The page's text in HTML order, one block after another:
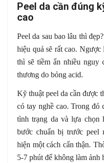
Peel da cần đúng
cao
Peel da sau bao lâu thì
hiệu quả sẽ rất cao.
thì sẽ tiềm ẩn nhiều nguy
thương do bỏng acid.
Kỹ thuật peel da cần được
có tay nghề cao. Trong đó
tình trạng da và lựa chọn
bước chuẩn bị trước peel
hiện một cách cẩn thận.
5-7 phút để không làm ảnh